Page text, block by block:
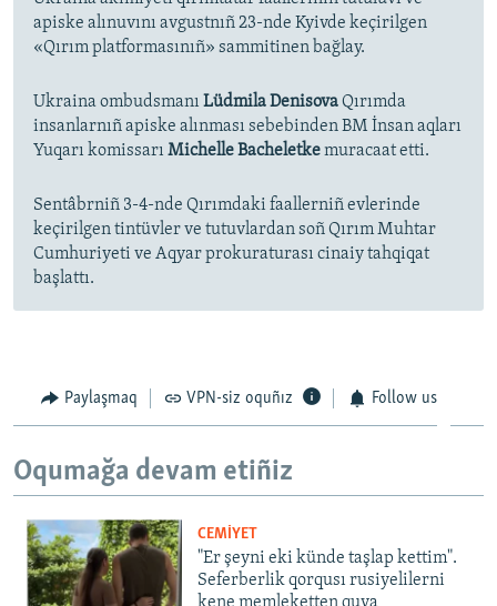
apiske alınuvını avgustnıñ 23-nde Kyivde keçirilgen
«Qırım platformasınıñ» sammitinen bağlay.
Ukraina ombudsmanı Lüdmila DenisovaQırımda
insanlarnıñ apiske alınması sebebinden BM İnsan aqları
Yuqarı komissarı Michelle Bacheletkemuracaat etti.
Sentâbrniñ 3-4-nde Qırımdaki faallerniñ evlerinde
keçirilgen tintüvler ve tutuvlardan soñ Qırım Muhtar
Cumhuriyeti ve Aqyar prokuraturası cinaiy tahqiqat
başlattı.
Paylaşmaq VPN-siz oquñız Follow us
Oqumağa devam etiñiz
CEMİYET
"Er şeyni eki künde taşlap kettim".
Seferberlik qorqusı rusiyelilerni